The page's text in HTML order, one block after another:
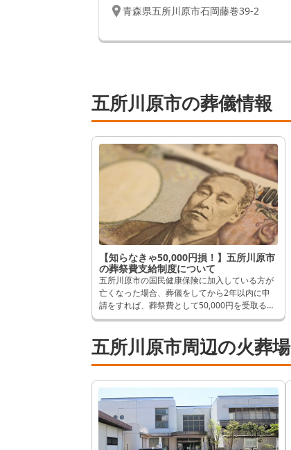
青森県五所川原市石岡藤巻39-2
五所川原市の葬儀情報
【知らなきゃ50,000円損！】五所川原市
の葬祭費支給制度について
五所川原市の国民健康保険に加入している方が
亡くなった場合、葬儀をしてから2年以内に申
請をすれば、葬祭費として50,000円を受取るこ
とができます。 逆に申請しないと、せっかく受
まいます。 そんなことにならないよう、この記
事では申請方法など詳しく解説します。
五所川原市周辺の火葬場